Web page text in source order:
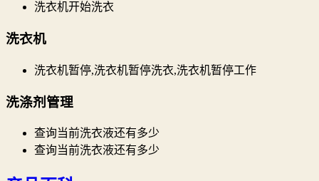
洗衣机开始洗衣
洗衣机
洗衣机暂停,洗衣机暂停洗衣,洗衣机暂停工作
洗涤剂管理
查询当前洗衣液还有多少
查询当前洗衣液还有多少